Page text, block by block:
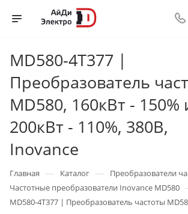
MD580-4T377 |
Преобразователь
MD580, 160кВт - 150%
200кВт - 110%, 380В,
Inovance
Главная — Каталог — Преобразователи
Частотные преобразователи Inovance MD580
MD580-4T377 | Преобразователь частоты